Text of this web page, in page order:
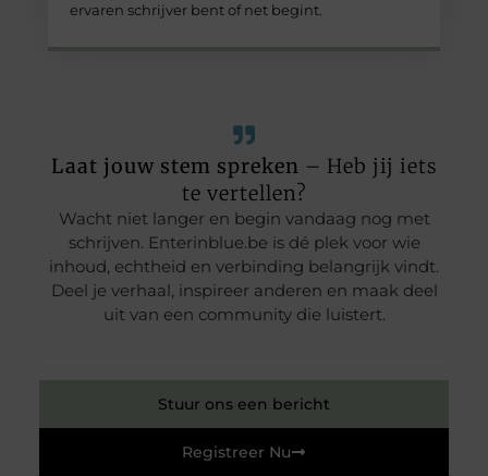
ervaren schrijver bent of net begint.
Laat jouw stem spreken – Heb jij iets
te vertellen?
Wacht niet langer en begin vandaag nog met
schrijven. Enterinblue.be is dé plek voor wie
inhoud, echtheid en verbinding belangrijk vindt.
Deel je verhaal, inspireer anderen en maak deel
uit van een community die luistert.
Stuur ons een bericht
Registreer Nu